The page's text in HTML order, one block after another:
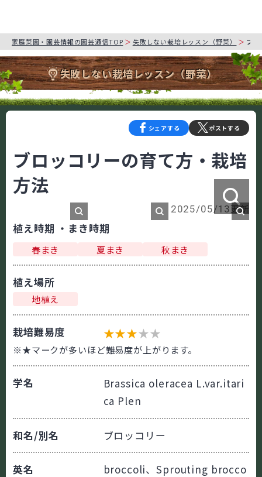
家庭菜園・園芸情報の園芸通信TOP 失敗しない栽培レッスン（野菜） ブ
失敗しない栽培レッスン（野菜）
シェアする ポストする
ブロッコリーの育て方・栽培
方法
2025/05/13更新
植え時期 ・まき時期
春まき 夏まき 秋まき
植え場所
地植え
栽培難易度 ★★★★★
※★マークが多いほど難易度が上がります。
学名 Brassica oleracea L.var.itari
ca Plen
和名/別名 ブロッコリー
英名
broccoli、Sprouting brocco